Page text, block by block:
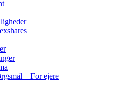
– For ejere